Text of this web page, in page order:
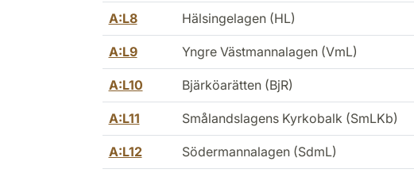
A:L8 Hälsingelagen (HL)
A:L9 Yngre Västmannalagen (VmL)
A:L10 Bjärköarätten (BjR)
A:L11 Smålandslagens Kyrkobalk (SmLKb)
A:L12 Södermannalagen (SdmL)